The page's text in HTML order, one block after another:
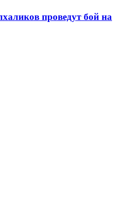
проведут бой на